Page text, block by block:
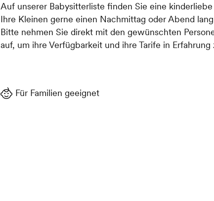
Auf unserer Babysitterliste finden Sie eine kinderliebe
Ihre Kleinen gerne einen Nachmittag oder Abend
Bitte nehmen Sie direkt mit den gewünschten
auf, um ihre Verfügbarkeit und ihre Tarife in Erfahrung
Für Familien geeignet